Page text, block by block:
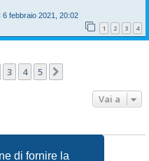
di fornire la
6 febbraio 2021, 20:02
1 2 3 4
3 4 5
Vai a